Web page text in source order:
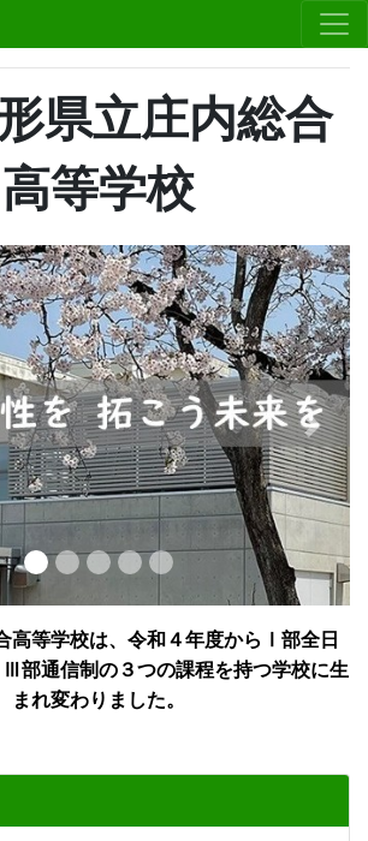
県立庄内総合
高等学校
Next
高等学校は、令和４年度からⅠ部全日
部通信制の３つの課程を持つ学校に生
まれ変わりました。